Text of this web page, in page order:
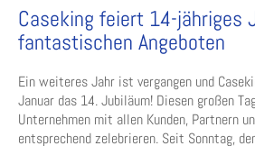
Caseking feiert 14-jähriges
fantastischen Angeboten
Ein weiteres Jahr ist vergangen und
Januar das 14. Jubiläum! Diesen großen
Unternehmen mit allen Kunden, Partnern
entsprechend zelebrieren. Seit Sonntag,